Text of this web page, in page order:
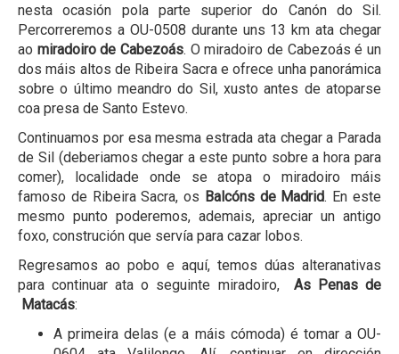
nesta ocasión pola parte superior do Canón do Sil.
Percorreremos a OU-0508 durante uns 13 km ata chegar
ao miradoiro de Cabezoás. O miradoiro de Cabezoás é un
dos máis altos de Ribeira Sacra e ofrece unha panorámica
sobre o último meandro do Sil, xusto antes de atoparse
coa presa de Santo Estevo.
Continuamos por esa mesma estrada ata chegar a Parada
de Sil (deberiamos chegar a este punto sobre a hora para
comer), localidade onde se atopa o miradoiro máis
famoso de Ribeira Sacra, os Balcóns de Madrid. En este
mesmo punto poderemos, ademais, apreciar un antigo
foxo, construción que servía para cazar lobos.
Regresamos ao pobo e aquí, temos dúas alteranativas
para continuar ata o seguinte miradoiro, As Penas de
Matacás:
A primeira delas (e a máis cómoda) é tomar a OU-